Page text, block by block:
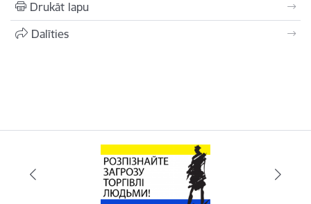
Drukāt lapu
Dalīties